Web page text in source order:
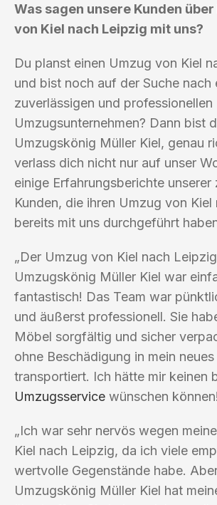
Was sagen unsere Kunden
von Kiel nach Leipzig mit uns?
Du planst einen Umzug von Kiel
und bist noch auf der Suche nach
zuverlässigen und professionellen
Umzugsunternehmen? Dann bist
Umzugskönig Müller Kiel, genau
verlass dich nicht nur auf unser
einige Erfahrungsberichte unserer
Kunden, die ihren Umzug von
bereits mit uns durchgeführt
„Der Umzug von Kiel nach
Umzugskönig Müller Kiel war
fantastisch! Das Team war
und äußerst professionell. Sie
Möbel sorgfältig und sicher
ohne Beschädigung in mein
transportiert. Ich hätte mir keinen
Umzugsservice wünschen
„Ich war sehr nervös wegen
Kiel nach Leipzig, da ich viele
wertvolle Gegenstände habe.
Umzugskönig Müller Kiel hat